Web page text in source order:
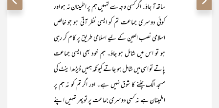
ساتھ آ جاؤ۔ اگر کسی وجہ سے تمہیں ہم پر اطمینان نہ ہو اور
کوئی دوسری جماعت تم کو ایسی نظر آتی ہو جو خالص
اسلامی نصب العین کے لیے اسلامی طریق پر کام کر رہی
ہو تو اس میں شامل ہو جاؤ۔ ہم خود بھی ایسی جماعت
پاتے تو اسی میں شامل ہو جاتے کیونکہ ہمیں ڈیڑھ اینٹ کی
مسجد الگ چننے کا شوق نہیں ہے۔ اور اگر تم کو نہ ہم پر
اطمینان ہے نہ کسی دوسری جماعت پر تو پھر تمہیں اپنے